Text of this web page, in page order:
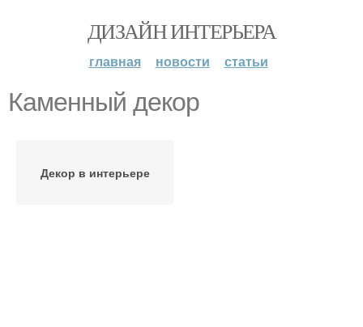
ДИЗАЙН ИНТЕРЬЕРА
главная новости статьи
Каменный декор
Декор в интерьере